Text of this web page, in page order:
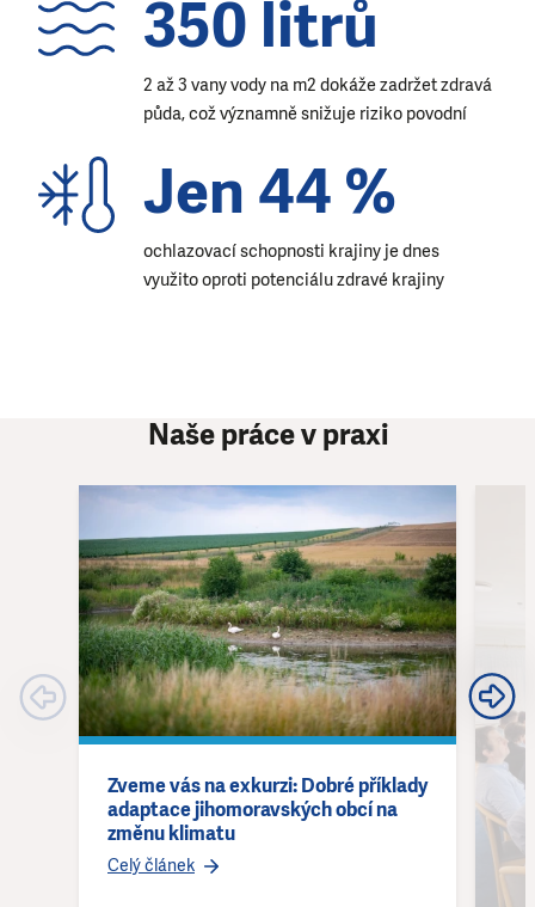
350 litrů
2 až 3 vany vody na m2 dokáže zadržet zdravá
půda, což významně snižuje riziko povodní
Jen 44 %
ochlazovací schopnosti krajiny je dnes
využito oproti potenciálu zdravé krajiny
Naše práce v praxi
Zveme vás na exkurzi: Dobré příklady
adaptace jihomoravských obcí na
změnu klimatu
Celý článek